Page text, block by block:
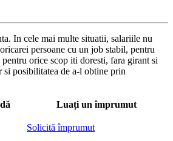
In cele mai multe situatii, salariile nu
persoane cu un job stabil, pentru
orice scop iti doresti, fara girant si
si posibilitatea de a-l obtine prin
Luați un împrumut
Solicită împrumut